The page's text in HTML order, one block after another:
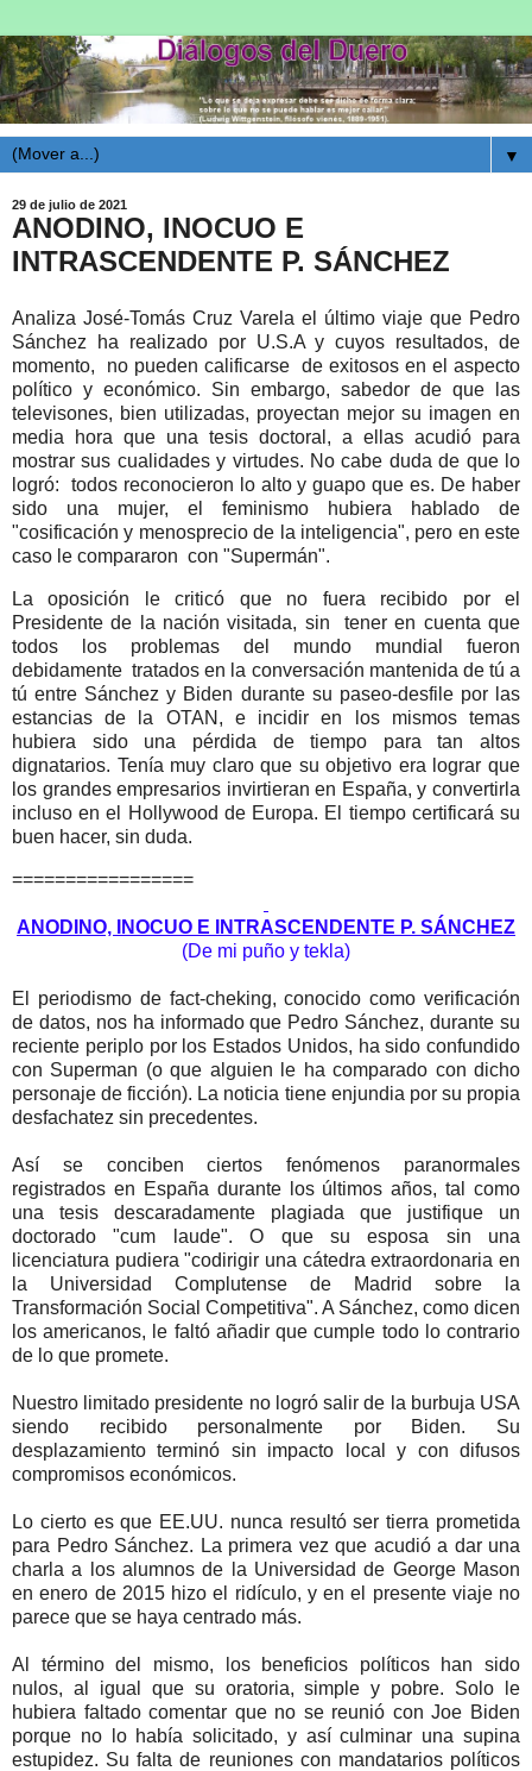
▼
29 de julio de 2021
ANODINO, INOCUO E
INTRASCENDENTE P. SÁNCHEZ
Analiza José-Tomás Cruz Varela el último viaje que Pedro
Sánchez ha realizado por U.S.A y cuyos resultados, de
momento, no pueden calificarse de exitosos en el aspecto
político y económico. Sin embargo, sabedor de que las
televisones, bien utilizadas, proyectan mejor su imagen en
media hora que una tesis doctoral, a ellas acudió para
mostrar sus cualidades y virtudes. No cabe duda de que lo
logró: todos reconocieron lo alto y guapo que es. De haber
sido una mujer, el feminismo hubiera hablado de
"cosificación y menosprecio de la inteligencia", pero en este
caso le compararon con "Supermán".
La oposición le criticó que no fuera recibido por el
Presidente de la nación visitada, sin tener en cuenta que
todos los problemas del mundo mundial fueron
debidamente tratados en la conversación mantenida de tú a
tú entre Sánchez y Biden durante su paseo-desfile por las
estancias de la OTAN, e incidir en los mismos temas
hubiera sido una pérdida de tiempo para tan altos
dignatarios. Tenía muy claro que su objetivo era lograr que
los grandes empresarios invirtieran en España, y convertirla
incluso en el Hollywood de Europa. El tiempo certificará su
buen hacer, sin duda.
=================
ANODINO, INOCUO E INTRASCENDENTE P. SÁNCHEZ
(De mi puño y tekla)
El periodismo de fact-cheking, conocido como verificación
de datos, nos ha informado que Pedro Sánchez, durante su
reciente periplo por los Estados Unidos, ha sido confundido
con Superman (o que alguien le ha comparado con dicho
personaje de ficción). La noticia tiene enjundia por su propia
desfachatez sin precedentes.
Así se conciben ciertos fenómenos paranormales
registrados en España durante los últimos años, tal como
una tesis descaradamente plagiada que justifique un
doctorado "cum laude". O que su esposa sin una
licenciatura pudiera "codirigir una cátedra extraordonaria en
la Universidad Complutense de Madrid sobre la
Transformación Social Competitiva". A Sánchez, como dicen
los americanos, le faltó añadir que cumple todo lo contrario
de lo que promete.
Nuestro limitado presidente no logró salir de la burbuja USA
siendo recibido personalmente por Biden. Su
desplazamiento terminó sin impacto local y con difusos
compromisos económicos.
Lo cierto es que EE.UU. nunca resultó ser tierra prometida
para Pedro Sánchez. La primera vez que acudió a dar una
charla a los alumnos de la Universidad de George Mason
en enero de 2015 hizo el ridículo, y en el presente viaje no
parece que se haya centrado más.
Al término del mismo, los beneficios políticos han sido
nulos, al igual que su oratoria, simple y pobre. Solo le
hubiera faltado comentar que no se reunió con Joe Biden
porque no lo había solicitado, y así culminar una supina
estupidez. Su falta de reuniones con mandatarios políticos